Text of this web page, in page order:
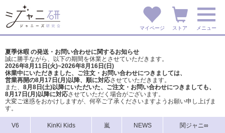
マイページ ストア メニュー
夏季休暇 の発送・お問い合わせに関するお知らせ
誠に勝手ながら、以下の期間を休業とさせていただきます。
2026年8月11日(火)~2026年8月16日(日)
休業中にいただきました、ご注文・お問い合わせにつきましては、
営業再開の8月17日(月)以降、順に対応させていただきます。
また、 8月8日(土)以降にいただいた、ご注文・ お問い合わせにつきましても、
8月17日(月)以降に対応させていただく場合がございます。
大変ご迷惑をおかけしますが、 何卒ご了承くださいますようお願い申し上げま
す。
V6 KinKi Kids 嵐 NEWS 関ジャニ∞